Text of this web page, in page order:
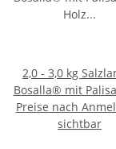
2,0 - 3,0 kg
Bosalla® mit
Holz Sockel, Salz
Preise nach
sichtbar